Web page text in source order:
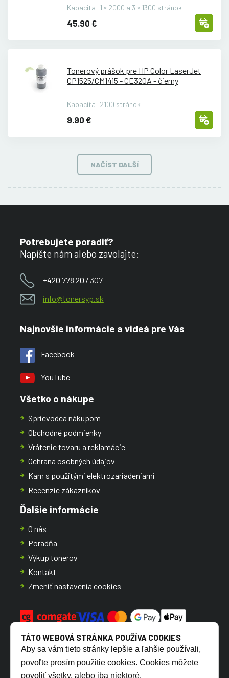
Kapacita: 1 × 2000 a 3 × 1300 stránok
45.90 €
Tonerový prášok pre HP Color LaserJet
CP1525/CM1415 - CE320A - čierny
Kapacita: 2100 stránok
9.90 €
NAČÍST DALŠÍ
Potrebujete poradiť?
Napíšte nám alebo zavolajte:
+420 778 207 307
info@tonersyp.sk
Najnovšie informácie a videá pre Vás
Facebook
YouTube
Všetko o nákupe
Sprievodca nákupom
Obchodné podmienky
Vrátenie tovaru a reklamácie
Ochrana osobných údajov
Kam s použitými elektrozariadeniami
Recenzie zákazníkov
Ďalšie informácie
O nás
Poradňa
Výkup tonerov
Kontakt
Zmeniť nastavenia cookies
TÁTO WEBOVÁ STRÁNKA POUŽÍVA COOKIES
Aby sa vám tieto stránky lepšie a ľahšie používali,
povoľte prosím použitie cookies. Cookies môžete
povoliť všetky, alebo iba niektoré.